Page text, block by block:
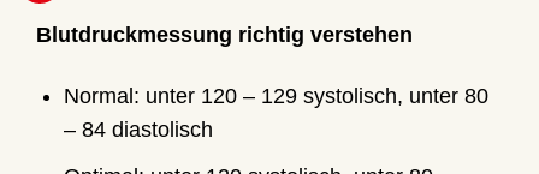
Blutdruckmessung richtig verstehen
Normal: unter 120 – 129 systolisch, unter 80
– 84 diastolisch